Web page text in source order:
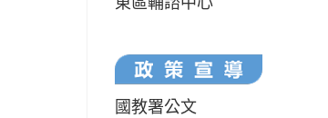
國教署公文